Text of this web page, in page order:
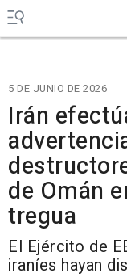
5 DE JUNIO DE 2026
Irán
de Omán
tregua
El Ejército de
iraníes hayan